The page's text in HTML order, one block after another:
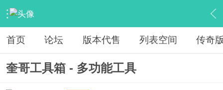
› 传奇私服专区 › 传奇私服工具 › 内容
首页 论坛 版本代售 列表空间 传奇
奎哥工具箱 - 多功能工具